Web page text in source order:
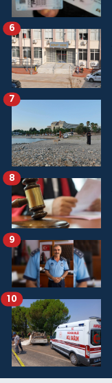
6
7
8
9
10